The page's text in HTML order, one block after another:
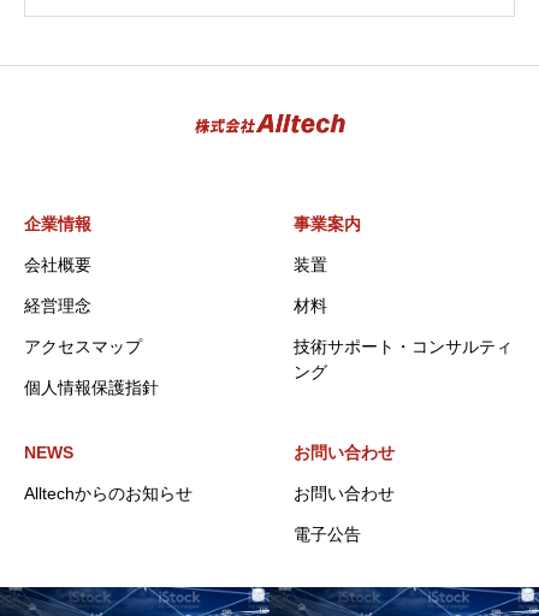
企業情報
会社概要
経営理念
アクセスマップ
個人情報保護指針
事業案内
装置
材料
技術サポート・コンサルティ
ング
NEWS
Alltechからのお知らせ
お問い合わせ
お問い合わせ
電子公告